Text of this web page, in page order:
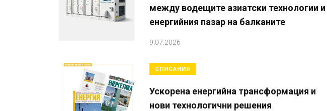
между водещите азиатски технологии и
енергийния пазар на балканите
9.07.2026
СПИСАНИЯ
Ускорена енергийна трансформация и
нови технологични решения